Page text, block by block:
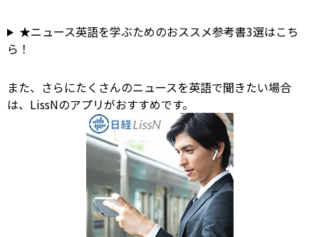
★ニュース英語を学ぶためのおススメ参考書3選はこち
ら！
また、さらにたくさんのニュースを英語で聞きたい場合
は、LissNのアプリがおすすめです。